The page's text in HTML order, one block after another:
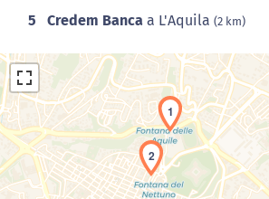
5 Credem Banca a L'Aquila (2 km)
1
2